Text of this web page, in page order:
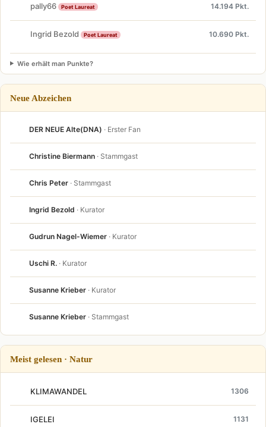
pally66 Poet Laureat 14.194 Pkt.
Ingrid Bezold Poet Laureat 10.690 Pkt.
Wie erhält man Punkte?
Neue Abzeichen
DER NEUE Alte(DNA) · Erster Fan
Christine Biermann · Stammgast
Chris Peter · Stammgast
Ingrid Bezold · Kurator
Gudrun Nagel-Wiemer · Kurator
Uschi R. · Kurator
Susanne Krieber · Kurator
Susanne Krieber · Stammgast
Meist gelesen · Natur
KLIMAWANDEL 1306
IGELEI 1131